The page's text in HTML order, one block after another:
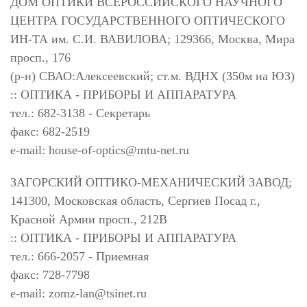
ЦЕНТРА ГОСУДАРСТВЕННОГО ОПТИЧЕСКОГО
ИН-ТА им. С.И. ВАВИЛОВА; 129366, Москва, Мира
просп., 176
(р-н) СВАО:Алексеевский; ст.м. ВДНХ (350м на ЮЗ)
:: ОПТИКА - ПРИБОРЫ И АППАРАТУРА
тел.: 682-3138 - Секретарь
факс: 682-2519
e-mail: house-of-optics@mtu-net.ru
ЗАГОРСКИЙ ОПТИКО-МЕХАНИЧЕСКИЙ ЗАВОД;
141300, Московская область, Сергиев Посад г.,
Красной Армии просп., 212В
:: ОПТИКА - ПРИБОРЫ И АППАРАТУРА
тел.: 666-2057 - Приемная
факс: 728-7798
e-mail: zomz-lan@tsinet.ru